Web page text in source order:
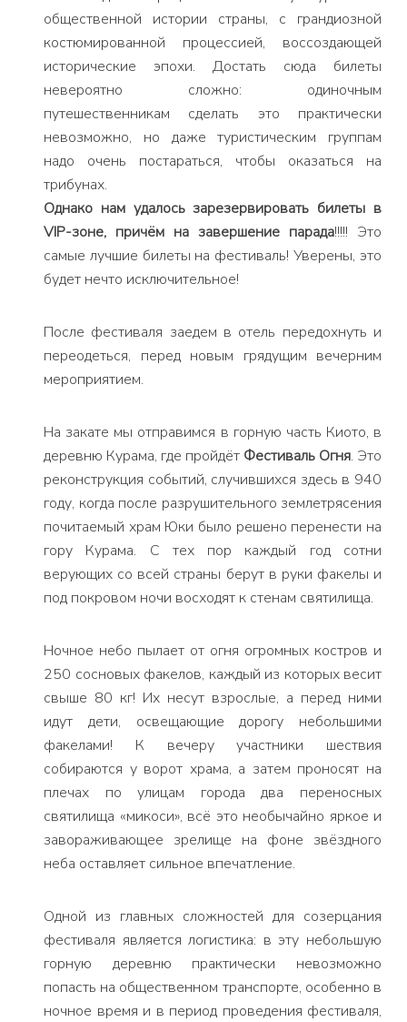
общественной истории страны, с грандиозной
костюмированной процессией, воссоздающей
исторические эпохи. Достать сюда билеты
невероятно сложно: одиночным
путешественникам сделать это практически
невозможно, но даже туристическим группам
надо очень постараться, чтобы оказаться на
трибунах.
Однако нам удалось зарезервировать билеты в
VIP-зоне, причём на завершение парада!!!!! Это
самые лучшие билеты на фестиваль! Уверены, это
будет нечто исключительное!
После фестиваля заедем в отель передохнуть и
переодеться, перед новым грядущим вечерним
мероприятием.
На закате мы отправимся в горную часть Киото, в
деревню Курама, где пройдёт Фестиваль Огня. Это
реконструкция событий, случившихся здесь в 940
году, когда после разрушительного землетрясения
почитаемый храм Юки было решено перенести на
гору Курама. С тех пор каждый год сотни
верующих со всей страны берут в руки факелы и
под покровом ночи восходят к стенам святилища.
Ночное небо пылает от огня огромных костров и
250 сосновых факелов, каждый из которых весит
свыше 80 кг! Их несут взрослые, а перед ними
идут дети, освещающие дорогу небольшими
факелами! К вечеру участники шествия
собираются у ворот храма, а затем проносят на
плечах по улицам города два переносных
святилища «микоси», всё это необычайно яркое и
завораживающее зрелище на фоне звёздного
неба оставляет сильное впечатление.
Одной из главных сложностей для созерцания
фестиваля является логистика: в эту небольшую
горную деревню практически невозможно
попасть на общественном транспорте, особенно в
ночное время и в период проведения фестиваля,